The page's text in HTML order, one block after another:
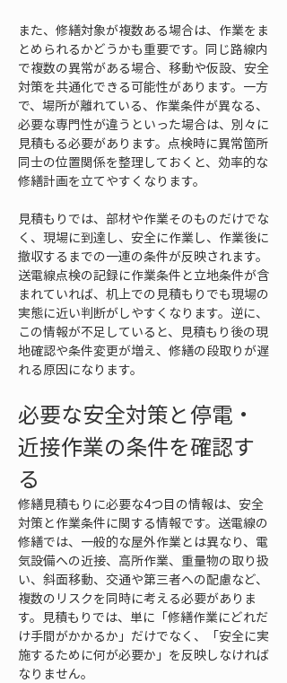
また、修繕対象が複数ある場合は、作業をま
とめられるかどうかも重要です。同じ路線内
で複数の異常がある場合、移動や仮設、安全
対策を共通化できる可能性があります。一方
で、場所が離れている、作業条件が異なる、
必要な専門性が違うといった場合は、別々に
見積もる必要があります。点検時に異常箇所
同士の位置関係を整理しておくと、効率的な
修繕計画を立てやすくなります。
見積もりでは、部材や作業そのものだけでな
く、現場に到達し、安全に作業し、作業後に
撤収するまでの一連の条件が反映されます。
送電線点検の記録に作業条件と立地条件が含
まれていれば、机上での見積もりでも現場の
実態に近い判断がしやすくなります。逆に、
この情報が不足していると、見積もり後の現
地確認や条件変更が増え、修繕の段取りが遅
れる原因になります。
必要な安全対策と停電・
近接作業の条件を確認す
る
修繕見積もりに必要な4つ目の情報は、安全
対策と作業条件に関する情報です。送電線の
修繕では、一般的な屋外作業とは異なり、電
気設備への近接、高所作業、重量物の取り扱
い、斜面移動、交通や第三者への配慮など、
複数のリスクを同時に考える必要がありま
す。見積もりでは、単に「修繕作業にどれだ
け手間がかかるか」だけでなく、「安全に実
施するために何が必要か」を反映しなければ
なりません。